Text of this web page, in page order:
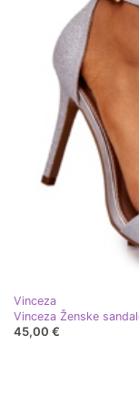
Vinceza
45,00 €